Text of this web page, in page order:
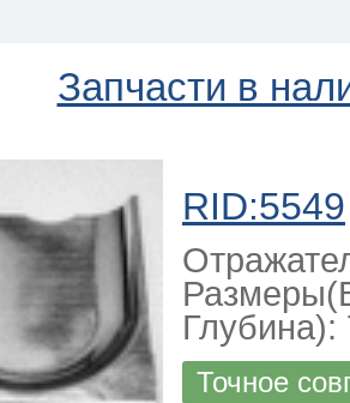
Запчасти в
RID:5549
Глубина):
Точное